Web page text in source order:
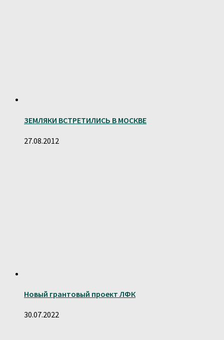
ЗЕМЛЯКИ ВСТРЕТИЛИСЬ В МОСКВЕ
27.08.2012
Новый грантовый проект ЛФК
30.07.2022